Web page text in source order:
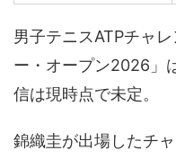
男子テニスATPチャ
ー・オープン2026」
信は現時点で未定。
錦織圭が出場したチ